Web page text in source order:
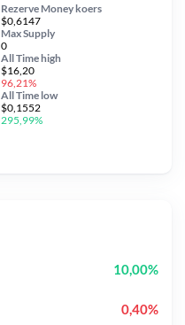
Rezerve Money koers
$0,6147
Max Supply
0
All Timehigh
$16,20
96,21%
All Time low
$0,1552
295,99%
10,00%
0,40%